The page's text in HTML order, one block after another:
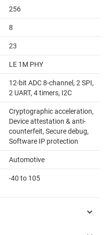
256
8
23
LE 1M PHY
12-bit ADC 8-channel, 2 SPI,
2 UART, 4 timers, I2C
Cryptographic acceleration,
Device attestation & anti-
counterfeit, Secure debug,
Software IP protection
Automotive
-40 to 105